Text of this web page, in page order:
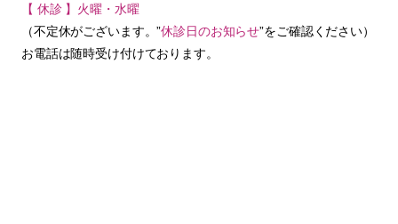
【 休診 】火曜・水曜
（不定休がございます。”休診日のお知らせ”をご確認ください）
お電話は随時受け付けております。